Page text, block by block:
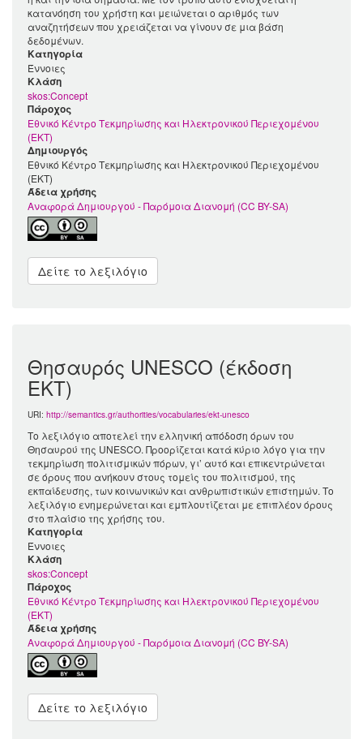
κατανόηση του χρήστη και μειώνεται ο αριθμός των
αναζητήσεων που χρειάζεται να γίνουν σε μια βάση
δεδομένων.
Κατηγορία
Έννοιες
Kλάση
skos:Concept
Πάροχος
Εθνικό Κέντρο Τεκμηρίωσης και Ηλεκτρονικού Περιεχομένου
(ΕΚΤ)
Δημιουργός
Εθνικό Κέντρο Τεκμηρίωσης και Ηλεκτρονικού Περιεχομένου
(ΕΚΤ)
Άδεια χρήσης
Αναφορά Δημιουργού - Παρόμοια Διανομή (CC BY-SA)
Δείτε το λεξιλόγιο
Θησαυρός UNESCO (έκδοση
ΕΚΤ)
URI: http://semantics.gr/authorities/vocabularies/ekt-unesco
Το λεξιλόγιο αποτελεί την ελληνική απόδοση όρων του
Θησαυρού της UNESCO. Προορίζεται κατά κύριο λόγο για την
τεκμηρίωση πολιτισμικών πόρων, γι’ αυτό και επικεντρώνεται
σε όρους που ανήκουν στους τομείς του πολιτισμού, της
εκπαίδευσης, των κοινωνικών και ανθρωπιστικών επιστημών. Το
λεξιλόγιο ενημερώνεται και εμπλουτίζεται με επιπλέον όρους
στο πλαίσιο της χρήσης του.
Κατηγορία
Έννοιες
Kλάση
skos:Concept
Πάροχος
Εθνικό Κέντρο Τεκμηρίωσης και Ηλεκτρονικού Περιεχομένου
(ΕΚΤ)
Άδεια χρήσης
Αναφορά Δημιουργού - Παρόμοια Διανομή (CC BY-SA)
Δείτε το λεξιλόγιο